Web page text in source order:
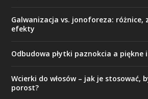
Galwanizacja vs. jonoforeza: różnice,
efekty
Odbudowa płytki paznokcia a piękne
Wcierki do włosów – jak je stosować,
porost?